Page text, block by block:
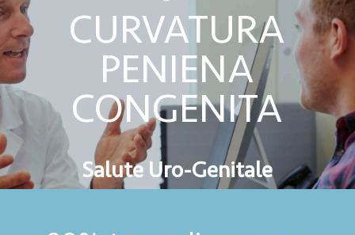
CURVATURA
PENIENA
CONGENITA
Salute Uro-Genitale